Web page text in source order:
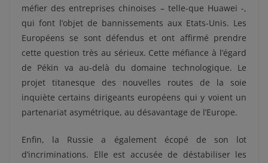
méfier des entreprises chinoises – telle-que Huawei -,
qui font l’objet de bannissements aux Etats-Unis. Les
Européens se sont défendus et ont affirmé prendre
cette question très au sérieux. Cette méfiance à l’égard
de Pékin va au-delà du domaine technologique. Le
projet titanesque des nouvelles routes de la soie
inquiète certains dirigeants européens qui y voient un
partenariat asymétrique, au désavantage de l’Europe.
Enfin, la Russie a également écopé de son lot
d’incriminations. Elle est accusée de déstabiliser les